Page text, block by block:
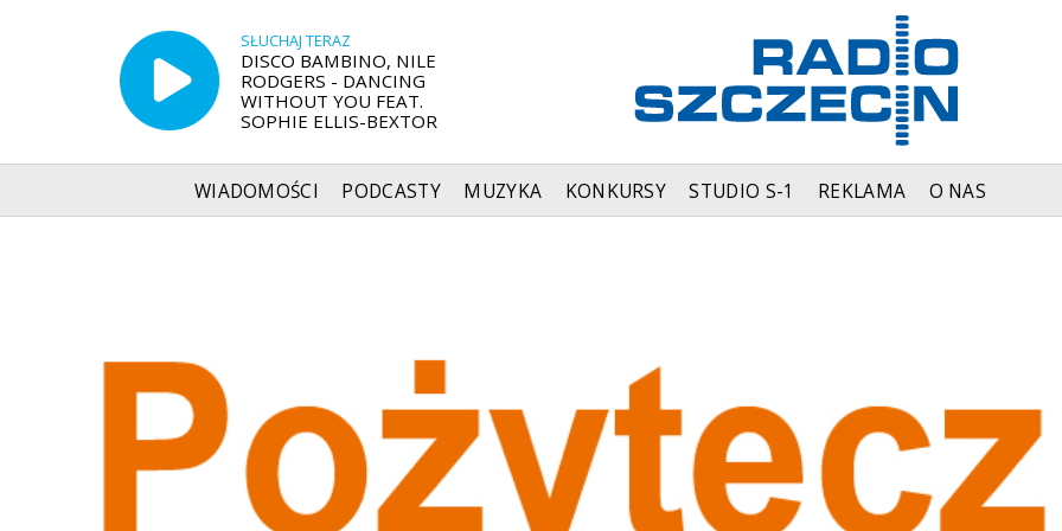
SŁUCHAJ TERAZ
DISCO BAMBINO, NILE
RODGERS - DANCING
WITHOUT YOU FEAT.
SOPHIE ELLIS-BEXTOR
WIADOMOŚCI PODCASTY MUZYKA KONKURSY STUDIO S-1 REKLAMA O NAS